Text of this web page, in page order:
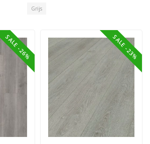
Grijs
SALE -26% SALE -23%